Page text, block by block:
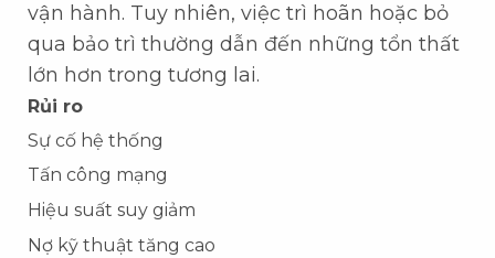
vận hành. Tuy nhiên, việc trì hoãn hoặc bỏ
qua bảo trì thường dẫn đến những tổn thất
lớn hơn trong tương lai.
Rủi ro
Sự cố hệ thống
Tấn công mạng
Hiệu suất suy giảm
Nợ kỹ thuật tăng cao